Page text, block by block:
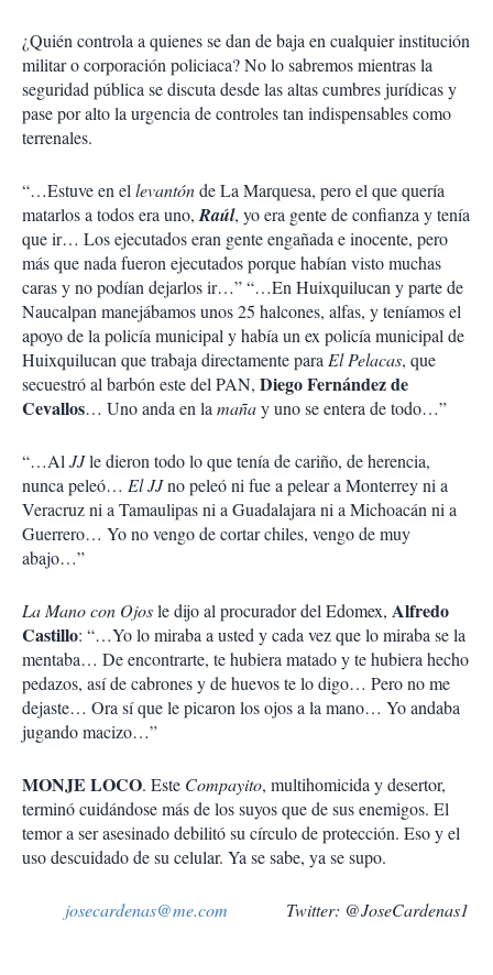
¿Quién controla a quienes se dan de baja en cualquier institución
militar o corporación policiaca? No lo sabremos mientras la
seguridad pública se discuta desde las altas cumbres jurídicas y
pase por alto la urgencia de controles tan indispensables como
terrenales.
“…Estuve en el levantónde La Marquesa, pero el que quería
matarlos a todos era uno, Raúl, yo era gente de confianza y tenía
que ir… Los ejecutados eran gente engañada e inocente, pero
más que nada fueron ejecutados porque habían visto muchas
caras y no podían dejarlos ir…” “…En Huixquilucan y parte de
Naucalpan manejábamos unos 25 halcones, alfas, y teníamos el
apoyo de la policía municipal y había un ex policía municipal de
Huixquilucan que trabaja directamente para El Pelacas, que
secuestró al barbón este del PAN, Diego Fernández de
Cevallos… Uno anda en la mañay uno se entera de todo…”
“…Al JJle dieron todo lo que tenía de cariño, de herencia,
nunca peleó… El JJno peleó ni fue a pelear a Monterrey ni a
Veracruz ni a Tamaulipas ni a Guadalajara ni a Michoacán ni a
Guerrero… Yo no vengo de cortar chiles, vengo de muy
abajo…”
La Mano con Ojosle dijo al procurador del Edomex, Alfredo
Castillo: “…Yo lo miraba a usted y cada vez que lo miraba se la
mentaba… De encontrarte, te hubiera matado y te hubiera hecho
pedazos, así de cabrones y de huevos te lo digo… Pero no me
dejaste… Ora sí que le picaron los ojos a la mano… Yo andaba
jugando macizo…”
MONJE LOCO. Este Compayito, multihomicida y desertor,
terminó cuidándose más de los suyos que de sus enemigos. El
temor a ser asesinado debilitó su círculo de protección. Eso y el
uso descuidado de su celular. Ya se sabe, ya se supo.
josecardenas@me.com Twitter: @JoseCardenas1